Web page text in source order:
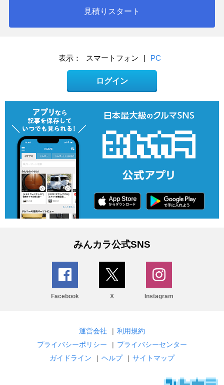
見積りスタート
表示： スマートフォン | PC
ログイン
みんカラ公式SNS
Facebook X Instagram
運営会社 | 利用規約
プライバシーポリシー
| プライバシーセンター
ガイドライン
| ヘルプ | サイトマップ